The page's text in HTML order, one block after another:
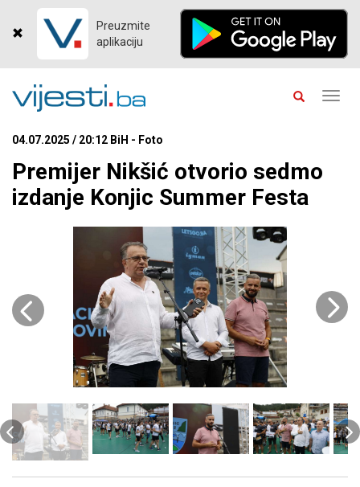
Preuzmite
aplikaciju
04.07.2025 / 20:12 BiH - Foto
Premijer Nikšić otvorio sedmo
izdanje Konjic Summer Festa